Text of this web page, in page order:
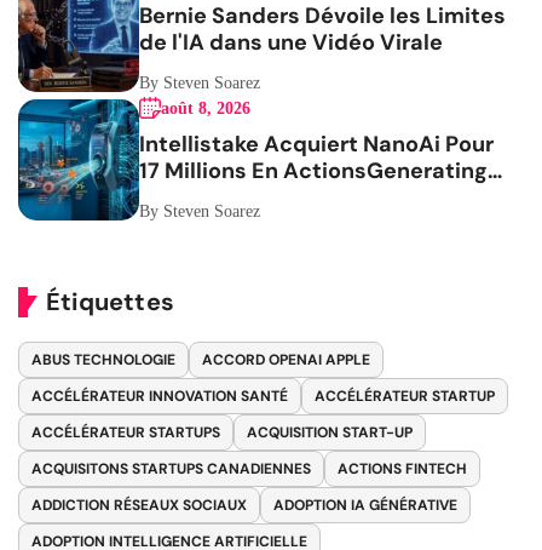
Bernie Sanders Dévoile les Limites
de l'IA dans une Vidéo Virale
By Steven Soarez
août 8, 2026
Intellistake Acquiert NanoAi Pour
17 Millions En ActionsGenerating
the French blog article
By Steven Soarez
Étiquettes
ABUS TECHNOLOGIE
ACCORD OPENAI APPLE
ACCÉLÉRATEUR INNOVATION SANTÉ
ACCÉLÉRATEUR STARTUP
ACCÉLÉRATEUR STARTUPS
ACQUISITION START-UP
ACQUISITONS STARTUPS CANADIENNES
ACTIONS FINTECH
ADDICTION RÉSEAUX SOCIAUX
ADOPTION IA GÉNÉRATIVE
ADOPTION INTELLIGENCE ARTIFICIELLE